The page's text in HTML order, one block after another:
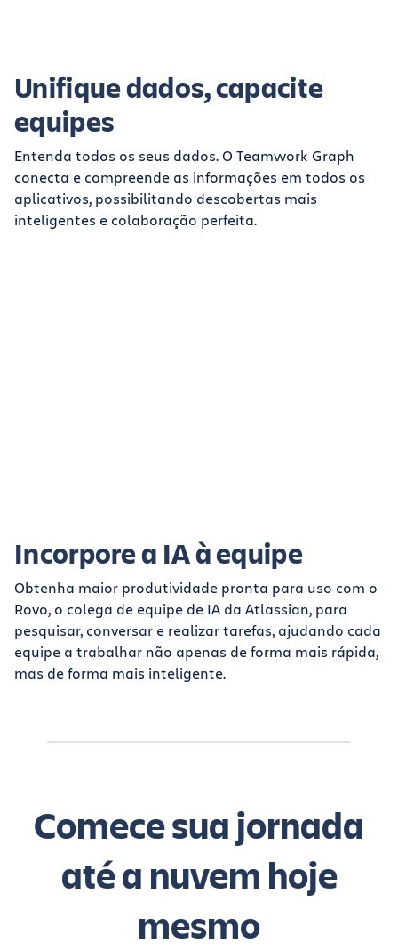
Unifique dados, capacite
equipes
Entenda todos os seus dados. O Teamwork Graph
conecta e compreende as informações em todos os
aplicativos, possibilitando descobertas mais
inteligentes e colaboração perfeita.
Incorpore a IA à equipe
Obtenha maior produtividade pronta para uso com o
Rovo, o colega de equipe de IA da Atlassian, para
pesquisar, conversar e realizar tarefas, ajudando cada
equipe a trabalhar não apenas de forma mais rápida,
mas de forma mais inteligente.
Comece sua jornada
até a nuvem hoje
mesmo